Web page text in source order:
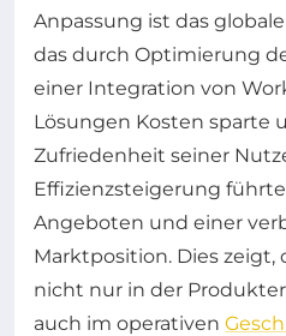
Anpassung ist das
das durch Optimierung
einer Integration von
Lösungen Kosten sparte
Zufriedenheit seiner
Effizienzsteigerung
Angeboten und einer
Marktposition. Dies zeigt,
nicht nur in der
auch im operativen